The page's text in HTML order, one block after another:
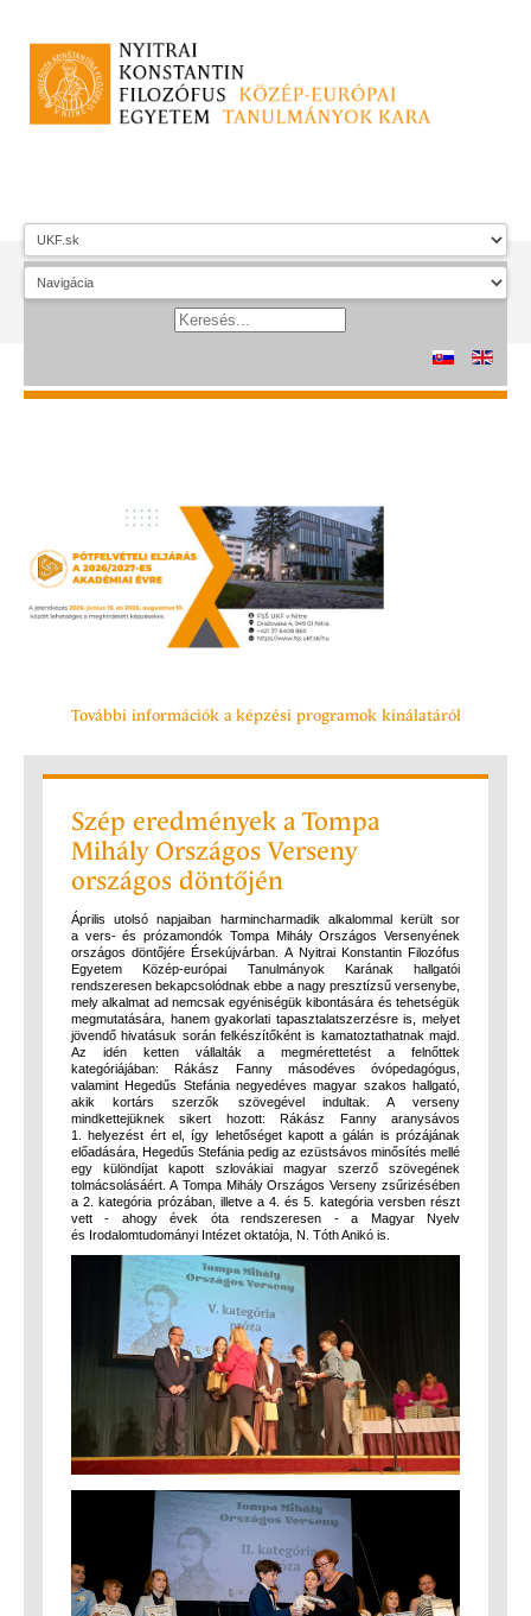
További információk a képzési programok kínálatáról
Szép eredmények a Tompa
Mihály Országos Verseny
országos döntőjén
Április utolsó napjaiban harmincharmadik alkalommal került sor
a vers- és prózamondók Tompa Mihály Országos Versenyének
országos döntőjére Érsekújvárban. A Nyitrai Konstantin Filozófus
Egyetem Közép-európai Tanulmányok Karának hallgatói
rendszeresen bekapcsolódnak ebbe a nagy presztízsű versenybe,
mely alkalmat ad nemcsak egyéniségük kibontására és tehetségük
megmutatására, hanem gyakorlati tapasztalatszerzésre is, melyet
jövendő hivatásuk során felkészítőként is kamatoztathatnak majd.
Az idén ketten vállalták a megmérettetést a felnőttek
kategóriájában: Rákász Fanny másodéves óvópedagógus,
valamint Hegedűs Stefánia negyedéves magyar szakos hallgató,
akik kortárs szerzők szövegével indultak. A verseny
mindkettejüknek sikert hozott: Rákász Fanny aranysávos
1. helyezést ért el, így lehetőséget kapott a gálán is prózájának
előadására, Hegedűs Stefánia pedig az ezüstsávos minősítés mellé
egy különdíjat kapott szlovákiai magyar szerző szövegének
tolmácsolásáért. A Tompa Mihály Országos Verseny zsűrizésében
a 2. kategória prózában, illetve a 4. és 5. kategória versben részt
vett - ahogy évek óta rendszeresen - a Magyar Nyelv
és Irodalomtudományi Intézet oktatója, N. Tóth Anikó is.